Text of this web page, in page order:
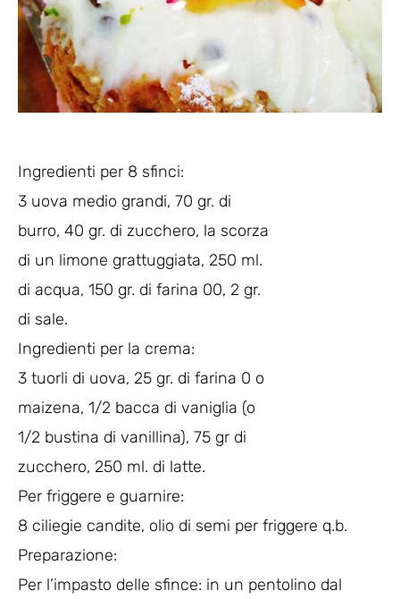
Ingredienti per 8 sfinci:
3 uova medio grandi, 70 gr. di
burro, 40 gr. di zucchero, la scorza
di un limone grattuggiata, 250 ml.
di acqua, 150 gr. di farina 00, 2 gr.
di sale.
Ingredienti per la crema:
3 tuorli di uova, 25 gr. di farina 0 o
maizena, 1/2 bacca di vaniglia (o
1/2 bustina di vanillina), 75 gr di
zucchero, 250 ml. di latte.
Per friggere e guarnire:
8 ciliegie candite, olio di semi per friggere q.b.
Preparazione:
Per l’impasto delle sfince: in un pentolino dal